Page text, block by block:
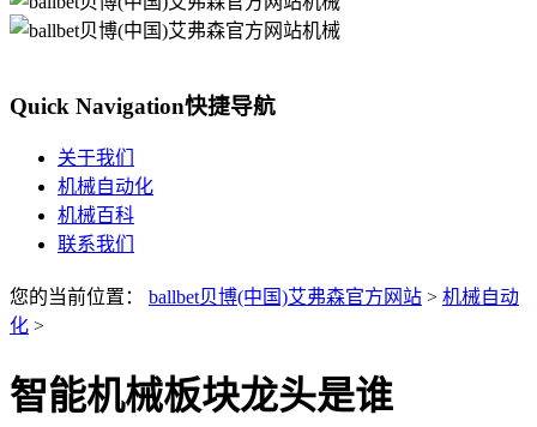
Quick Navigation快捷导航
关于我们
机械自动化
机械百科
联系我们
您的当前位置： ballbet贝博(中国)艾弗森官方网站 > 机械自动
化 >
智能机械板块龙头是谁